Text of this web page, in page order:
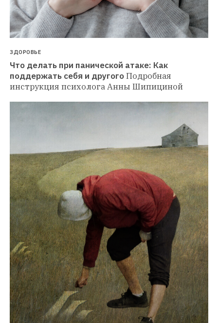
ЗДОРОВЬЕ
Что делать при панической атаке: Как
поддержать себя и другогоПодробная
инструкция психолога Анны Шипициной